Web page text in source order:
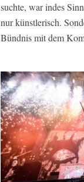
suchte, war indes
nur künstlerisch.
Bündnis mit dem